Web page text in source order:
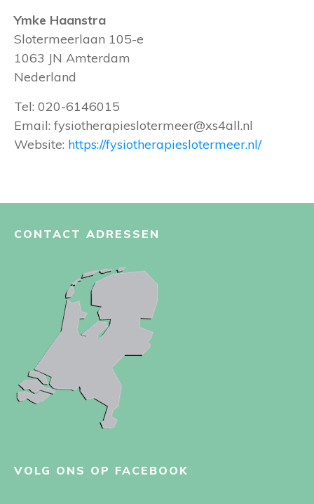
Ymke Haanstra
Slotermeerlaan 105-e
1063 JN Amterdam
Nederland
Tel: 020-6146015
Email: fysiotherapieslotermeer@xs4all.nl
Website: https://fysiotherapieslotermeer.nl/
CONTACT ADRESSEN
VOLG ONS OP FACEBOOK